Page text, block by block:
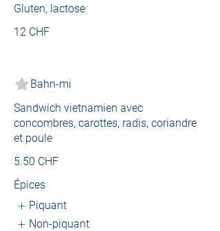
Gluten, lactose
12 CHF
Bahn-mi
Sandwich vietnamien avec
concombres, carottes, radis, coriandre
et poule
5.50 CHF
Épices
Piquant
Non-piquant